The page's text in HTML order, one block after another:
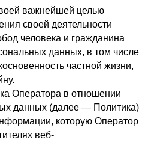
важнейшей целью
своей деятельности
человека и гражданина
данных, в том числе
частной жизни,
Оператора в отношении
данных (далее — Политика)
которую Оператор
веб-